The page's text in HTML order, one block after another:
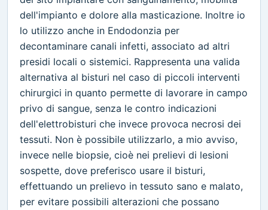
dell'impianto e dolore alla masticazione. Inoltre io
lo utilizzo anche in Endodonzia per
decontaminare canali infetti, associato ad altri
presidi locali o sistemici. Rappresenta una valida
alternativa al bisturi nel caso di piccoli interventi
chirurgici in quanto permette di lavorare in campo
privo di sangue, senza le contro indicazioni
dell'elettrobisturi che invece provoca necrosi dei
tessuti. Non è possibile utilizzarlo, a mio avviso,
invece nelle biopsie, cioè nei prelievi di lesioni
sospette, dove preferisco usare il bisturi,
effettuando un prelievo in tessuto sano e malato,
per evitare possibili alterazioni che possano